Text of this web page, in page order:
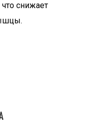
снижает